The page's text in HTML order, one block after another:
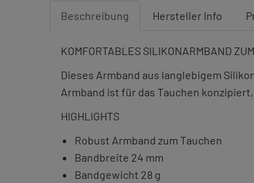
Beschreibung Hersteller Info
KOMFORTABLES SILIKONARMBAND
Dieses Armband aus langlebigem
Armband ist für das Tauchen
HIGHLIGHTS
Robust Armband zum Tauchen
Bandbreite 24 mm
Bandgewicht 28 g